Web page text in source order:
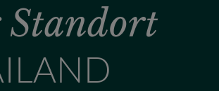
Standort